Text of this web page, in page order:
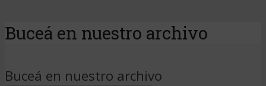
Buceá en nuestro archivo
Buceá en nuestro archivo